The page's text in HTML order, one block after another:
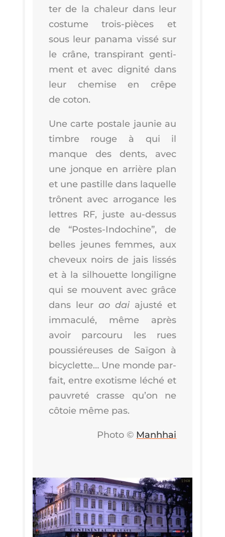
ter de la cha­leur dans leur
cos­tume trois-pièces et
sous leur pana­ma vis­sé sur
le crâne, trans­pi­rant gen­ti­
ment et avec digni­té dans
leur che­mise en crêpe
de coton.
Une carte pos­tale jau­nie au
timbre rouge à qui il
manque des dents, avec
une jonque en arrière plan
et une pas­tille dans laquelle
trônent avec arro­gance les
lettres RF, juste au-des­sus
de “Postes-Indo­chine”, de
belles jeunes femmes, aux
che­veux noirs de jais lis­sés
et à la sil­houette lon­gi­ligne
qui se mouvent avec grâce
dans leur ao dai ajus­té et
imma­cu­lé, même après
avoir par­cou­ru les rues
pous­sié­reuses de Saï­gon à
bicy­clette… Une monde par­
fait, entre exo­tisme léché et
pau­vre­té crasse qu’on ne
côtoie même pas.
Pho­to © Manh­hai